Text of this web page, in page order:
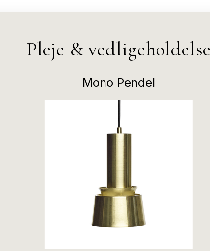
Pleje & vedligeholdelse
Mono Pendel